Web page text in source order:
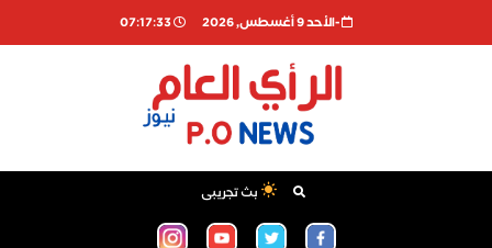
-اﻷحد 9 أغسطس, 2026 07:17:33
بث تجريبى